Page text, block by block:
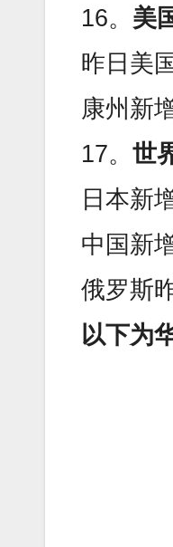
16。 美
昨日美
康州新
17。 世
日本新
中国新
俄罗斯
以下为